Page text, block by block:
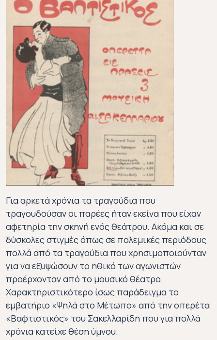
Για αρκετά χρόνια τα τραγούδια που
τραγουδούσαν οι παρέες ήταν εκείνα που είχαν
αφετηρία την σκηνή ενός θεάτρου. Ακόμα και σε
δύσκολες στιγμές όπως σε πολεμικές περιόδους
πολλά από τα τραγούδια που χρησιμοποιούνταν
για να εξυψώσουν το ηθικό των αγωνιστών
προέρχονταν από το μουσικό θέατρο.
Χαρακτηριστικότερο ίσως παράδειγμα το
εμβατήριο «Ψηλά στο Μέτωπο» από την οπερέτα
«Βαφτιστικός» του Σακελλαρίδη που για πολλά
χρόνια κατείχε θέση ύμνου.